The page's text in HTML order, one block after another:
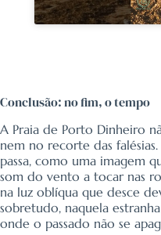
Conclusão: no fim, o tempo
A Praia de Porto Dinheiro
nem no recorte das
passa, como uma imagem
som do vento a tocar nas
na luz oblíqua que desce
sobretudo, naquela
onde o passado não se